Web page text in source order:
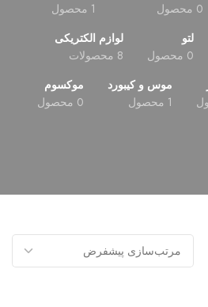
0 محصول
1 محصول
لتو
0 محصول
لوازم الکتریکی
8 محصولات
موس و کیبورد
1 محصول
موکسوم
0 محصول